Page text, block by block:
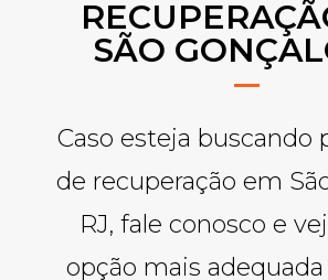
SÃO
Caso esteja buscando
de recuperação em
RJ, fale conosco e
opção mais adequada